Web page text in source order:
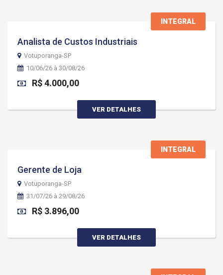
INTEGRAL
Analista de Custos Industriais
Votuporanga-SP
10/06/26 à 30/08/26
R$ 4.000,00
VER DETALHES
INTEGRAL
Gerente de Loja
Votuporanga-SP
31/07/26 à 29/08/26
R$ 3.896,00
VER DETALHES